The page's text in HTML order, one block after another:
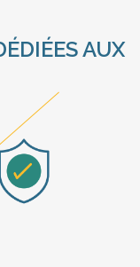
AUX